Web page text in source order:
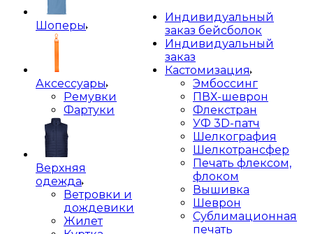
Шоперы
Аксессуары
Ремувки
Фартуки
Верхняя
одежда
Ветровки и
дождевики
Жилет
Индивидуальный
заказ бейсболок
Индивидуальный
заказ
Кастомизация
Эмбоссинг
ПВХ-шеврон
Флекстран
УФ 3D-патч
Шелкография
Шелкотрансфер
Печать флексом,
флоком
Вышивка
Шеврон
Сублимационная
печать